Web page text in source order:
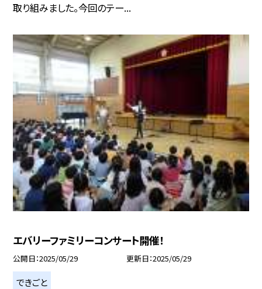
取り組みました。今回のテー...
エバリーファミリーコンサート開催！
公開日 2025/05/29 更新日 2025/05/29
できごと